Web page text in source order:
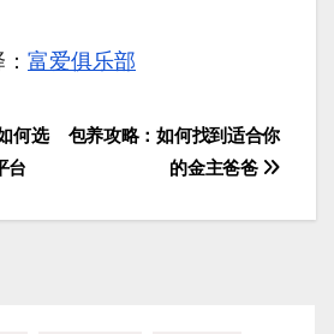
富爱俱乐部
包养攻略：如何找到适合你
的金主爸爸
何选
台